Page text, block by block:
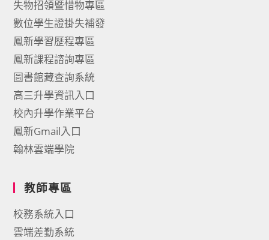
失物招領暨惜物專區
數位學生證掛失補發
鳳新學習歷程專區
鳳新課程諮詢專區
圖書館藏查詢系統
高三升學資訊入口
校內升學作業平台
鳳新Gmail入口
翰林雲端學院
教師專區
校務系統入口
雲端差勤系統